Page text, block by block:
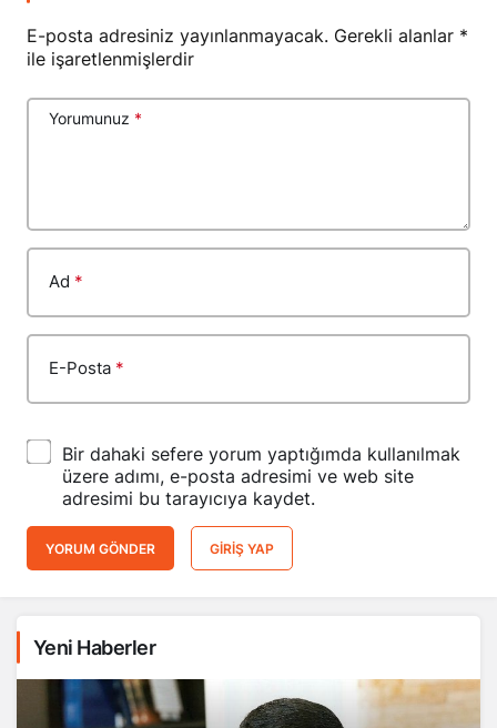
E-posta adresiniz yayınlanmayacak. Gerekli alanlar *
ile işaretlenmişlerdir
Yorumunuz *
Ad *
E-Posta *
Bir dahaki sefere yorum yaptığımda kullanılmak
üzere adımı, e-posta adresimi ve web site
adresimi bu tarayıcıya kaydet.
YORUM GÖNDER GIRIŞ YAP
Yeni Haberler